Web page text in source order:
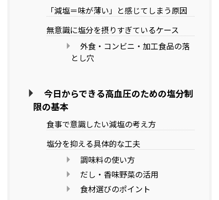
「減塩＝味が薄い」と感じてしまう原因
無意識に塩分を摂りすぎているケース
外食・コンビニ・加工食品の落
とし穴
今日からできる高血圧のための塩分制
限の基本
食事で意識したい減塩の考え方
塩分を抑える具体的な工夫
調味料の使い方
だし・香味野菜の活用
食材選びのポイント